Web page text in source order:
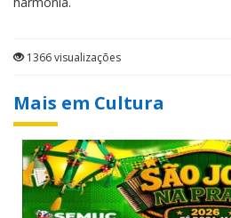
1366 visualizações
Mais em Cultura